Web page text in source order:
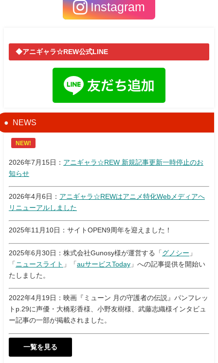
Instagram
◆アニギャラ☆REW公式LINE
NEWS
NEW!
2026年7月15日： アニギャラ☆REW 新規記事更新一時停止のお
知らせ
2026年4月6日： アニギャラ☆REWはアニメ特化Webメディアへ
リニューアルしました
2025年11月10日：サイトOPEN9周年を迎えました！
2025年6月30日：株式会社Gunosy様が運営する「 グノシー 」
「 ニュースライト 」「auサービスToday 」への記事提供を開始い
たしました。
2022年4月19日：映画『ミューン 月の守護者の伝説』パンフレッ
トp.29に声優・大橋彩香様、小野友樹様、武藤志織様インタビュ
ー記事の一部が掲載されました。
一覧を見る